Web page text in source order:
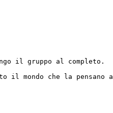
il gruppo al completo.
il mondo che la pensano